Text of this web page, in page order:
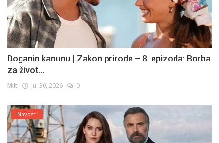
Doganin kanunu | Zakon prirode – 8. epizoda: Borba
za život...
Milt Jul 30, 2026 0
Novosti